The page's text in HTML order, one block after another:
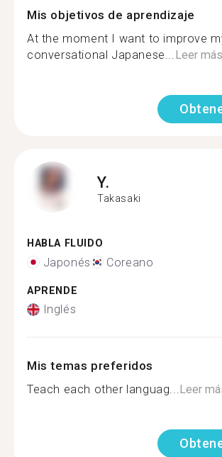
Mis objetivos de aprendizaje
At the moment I want to improve
conversational Japanese...Leer más
Y.
Takasaki
HABLA FLUIDO
Japonés Coreano
APRENDE
Inglés
Mis temas preferidos
Teach each other languag...Leer